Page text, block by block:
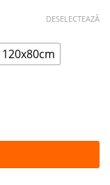
120x80cm
DESELECTEAZĂ